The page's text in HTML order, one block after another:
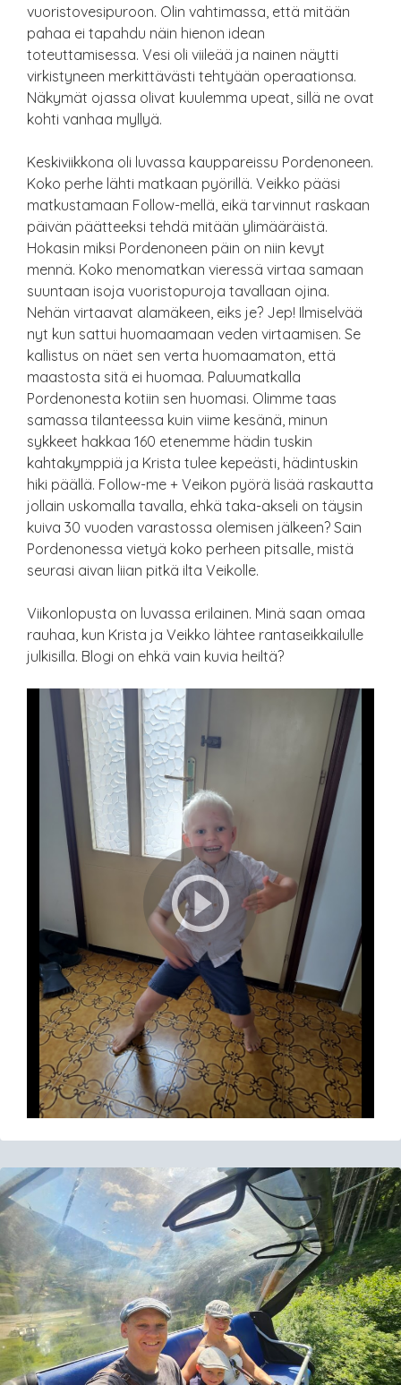
vuoristovesipuroon. Olin vahtimassa, että mitään
pahaa ei tapahdu näin hienon idean
toteuttamisessa. Vesi oli viileää ja nainen näytti
virkistyneen merkittävästi tehtyään operaationsa.
Näkymät ojassa olivat kuulemma upeat, sillä ne ovat
kohti vanhaa myllyä.
Keskiviikkona oli luvassa kauppareissu Pordenoneen.
Koko perhe lähti matkaan pyörillä. Veikko pääsi
matkustamaan Follow-mellä, eikä tarvinnut raskaan
päivän päätteeksi tehdä mitään ylimääräistä.
Hokasin miksi Pordenoneen päin on niin kevyt
mennä. Koko menomatkan vieressä virtaa samaan
suuntaan isoja vuoristopuroja tavallaan ojina.
Nehän virtaavat alamäkeen, eiks je? Jep! Ilmiselvää
nyt kun sattui huomaamaan veden virtaamisen. Se
kallistus on näet sen verta huomaamaton, että
maastosta sitä ei huomaa. Paluumatkalla
Pordenonesta kotiin sen huomasi. Olimme taas
samassa tilanteessa kuin viime kesänä, minun
sykkeet hakkaa 160 etenemme hädin tuskin
kahtakymppiä ja Krista tulee kepeästi, hädintuskin
hiki päällä. Follow-me + Veikon pyörä lisää raskautta
jollain uskomalla tavalla, ehkä taka-akseli on täysin
kuiva 30 vuoden varastossa olemisen jälkeen? Sain
Pordenonessa vietyä koko perheen pitsalle, mistä
seurasi aivan liian pitkä ilta Veikolle.
Viikonlopusta on luvassa erilainen. Minä saan omaa
rauhaa, kun Krista ja Veikko lähtee rantaseikkailulle
julkisilla. Blogi on ehkä vain kuvia heiltä?